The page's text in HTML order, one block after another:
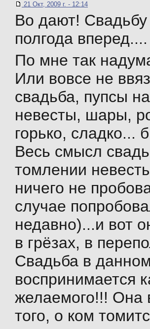
21 Окт, 2009 г. - 12:14
Во дают!
полгода
По мне так
Или вовсе не
свадьба, пупсы
невесты, шары,
горько, сладко...
Весь смысл
томлении
ничего не
случае
недавно)...и вот
в грёзах, в
Свадьба в
воспринимается
желаемого!!! Она
того, о ком